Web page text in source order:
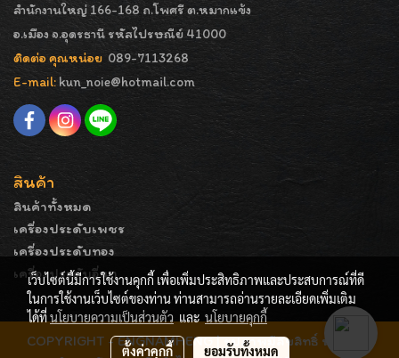
สำนักงานใหญ่ 166-168 ถ.โพศรี ต.หมากแข้ง
อ.เมือง จ.อุดรธานี รหัสไปรษณีย์ 41000
ติดต่อ คุณหน่อย 089-7113268
E-mail: kun_noie@hotmail.com
สินค้า
สินค้าทั้งหมด
เครื่องประดับเพชร
เครื่องประดับทอง
เครื่องประดับอื่นๆ
COPYRIGHT - ENGNAMHENG | รูปภาพมีลิขสิทธิ์ ห้ามมิให้
เว็บไซต์นี้มีการใช้งานคุกกี้ เพื่อเพิ่มประสิทธิภาพและประสบการณ์ที่ดี
ในการใช้งานเว็บไซต์ของท่าน ท่านสามารถอ่านรายละเอียดเพิ่มเติม
ได้ที่นโยบายความเป็นส่วนตัว และ นโยบายคุกกี้
ตั้งค่าคุกกี้ ยอมรับทั้งหมด